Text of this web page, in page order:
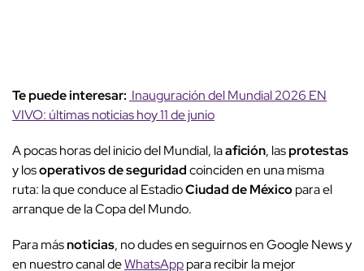
Te puede interesar: Inauguración del Mundial 2026 EN
VIVO: últimas noticias hoy 11 de junio
A pocas horas del inicio del Mundial, laafición, lasprotestas
y losoperativos de seguridadcoinciden en una misma
ruta: la que conduce al EstadioCiudad de Méxicopara el
arranque de la Copa del Mundo.
Para másnoticias, no dudes en seguirnos en Google News y
en nuestro canal deWhatsApppara recibir la mejor